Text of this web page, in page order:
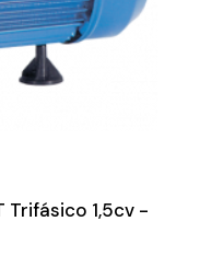
Trifásico 1,5cv -